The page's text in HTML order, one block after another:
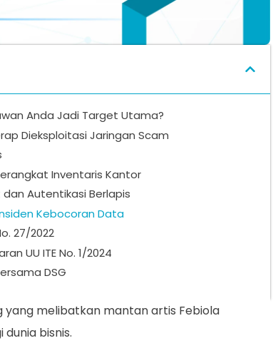
Anda Jadi Target Utama?
Dieksploitasi Jaringan Scam
Inventaris Kantor
Autentikasi Berlapis
Kebocoran Data
27/2022
UU ITE No. 1/2024
DSG
yang melibatkan mantan artis Febiola
bisnis.